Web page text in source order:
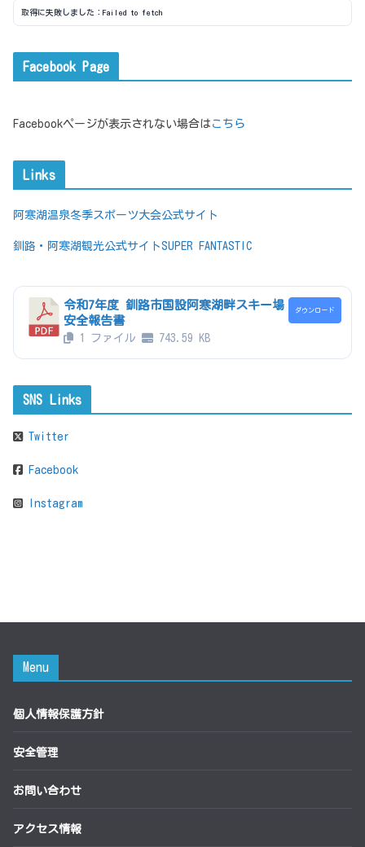
取得に失敗しました：Failed to fetch
Facebook Page
Facebookページが表示されない場合は こちら
Links
阿寒湖温泉冬季スポーツ大会公式サイト
釧路・阿寒湖観光公式サイトSUPER FANTASTIC
令和7年度 釧路市国設阿寒湖畔スキー場
安全報告書
1 ファイル 743.59 KB
ダウンロード
SNS Links
Twitter
Facebook
Instagram
Menu
個人情報保護方針
安全管理
お問い合わせ
アクセス情報